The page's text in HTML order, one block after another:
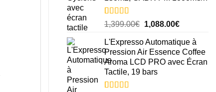
Noté5.00
sur 5 basé
sur
1
notation
client
1,399.00€
Le
initial
était :
1,399.00€.
1,088.00€Le
actuel
est :
1,088.00€.
L'Expresso Automatique à
Pression Air Essence Coffee
Aroma LCD PRO avec Écran
Tactile, 19 bars